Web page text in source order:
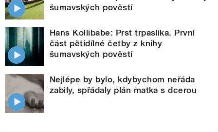
šumavských pověstí
Hans Kollibabe: Prst trpaslíka. První
část pětidílné četby z knihy
šumavských pověstí
Nejlépe by bylo, kdybychom neřáda
zabily, spřádaly plán matka s dcerou